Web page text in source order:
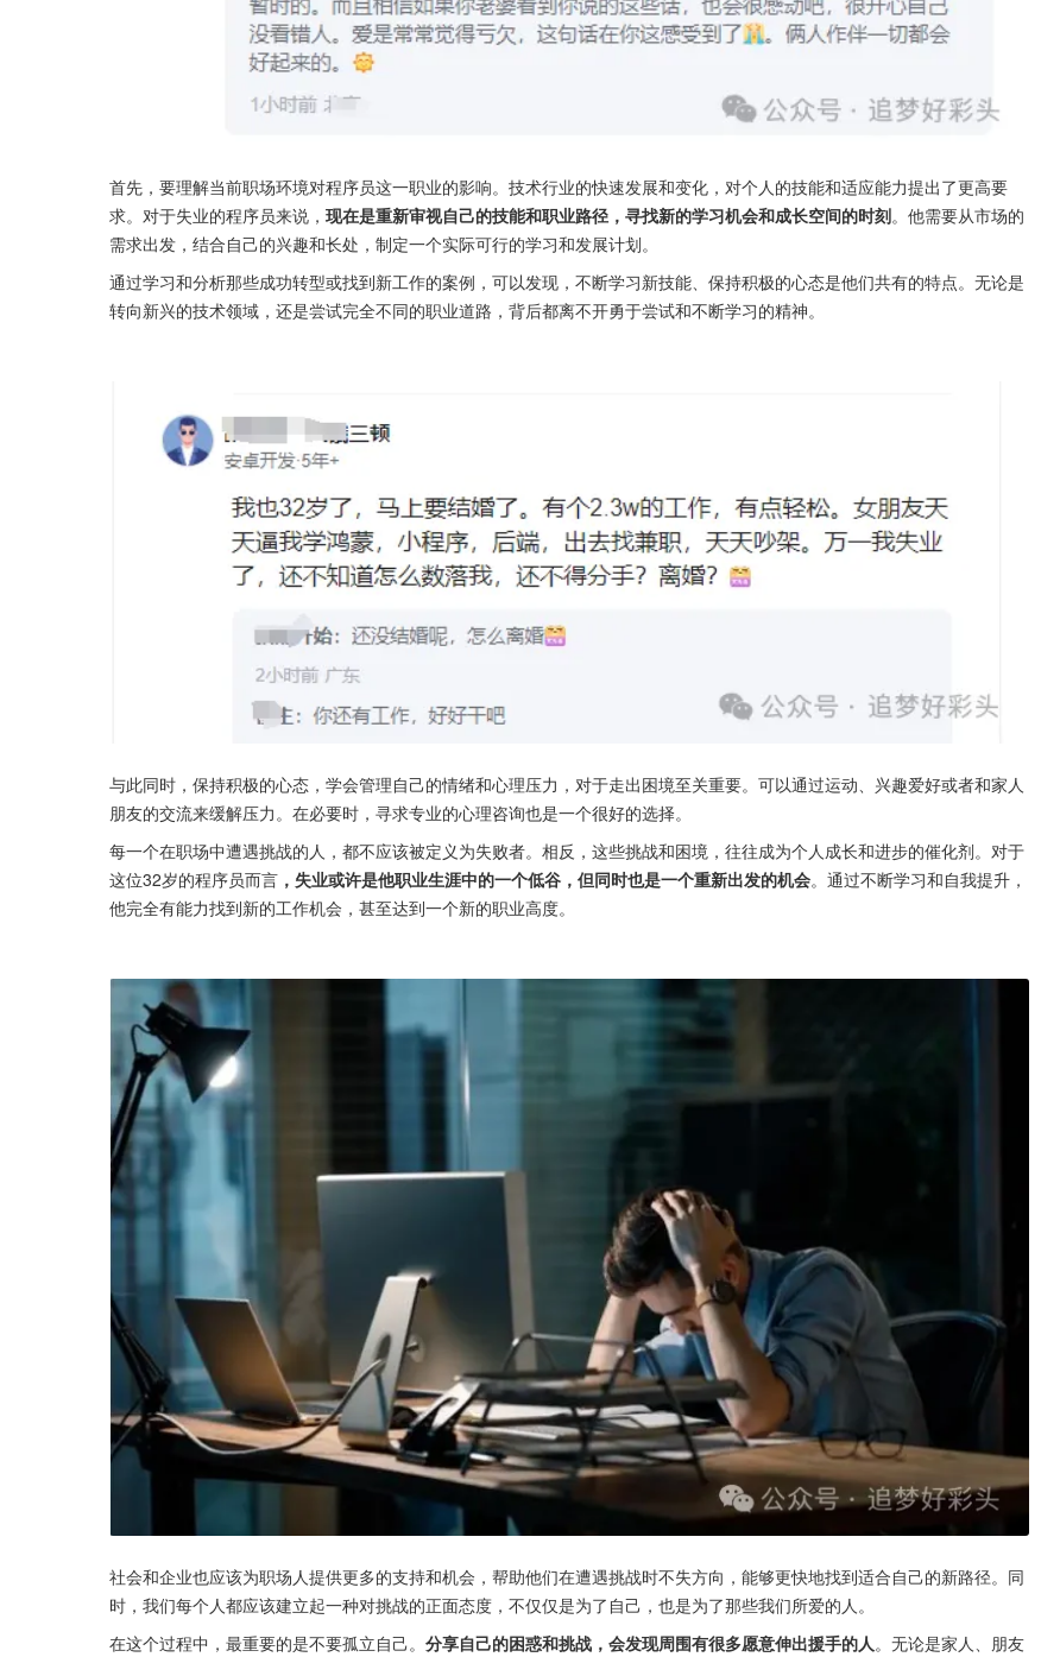
首先，要理解当前职场环境对程序员这一职业的影响。技术行业的快速发展和变化，对个人的技能和适应能力提出了更高要
求。对于失业的程序员来说， 现在是重新审视自己的技能和职业路径，寻找新的学习机会和成长空间的时刻。他需要从市场的
需求出发，结合自己的兴趣和长处，制定一个实际可行的学习和发展计划。
通过学习和分析那些成功转型或找到新工作的案例，可以发现，不断学习新技能、保持积极的心态是他们共有的特点。无论是
转向新兴的技术领域，还是尝试完全不同的职业道路，背后都离不开勇于尝试和不断学习的精神。
与此同时，保持积极的心态，学会管理自己的情绪和心理压力，对于走出困境至关重要。可以通过运动、兴趣爱好或者和家人
朋友的交流来缓解压力。在必要时，寻求专业的心理咨询也是一个很好的选择。
每一个在职场中遭遇挑战的人，都不应该被定义为失败者。相反，这些挑战和困境，往往成为个人成长和进步的催化剂。对于
这位32岁的程序员而言 ，失业或许是他职业生涯中的一个低谷，但同时也是一个重新出发的机会。通过不断学习和自我提升，
他完全有能力找到新的工作机会，甚至达到一个新的职业高度。
社会和企业也应该为职场人提供更多的支持和机会，帮助他们在遭遇挑战时不失方向，能够更快地找到适合自己的新路径。同
时，我们每个人都应该建立起一种对挑战的正面态度，不仅仅是为了自己，也是为了那些我们所爱的人。
在这个过程中，最重要的是不要孤立自己。 分享自己的困惑和挑战，会发现周围有很多愿意伸出援手的人 。无论是家人、朋友